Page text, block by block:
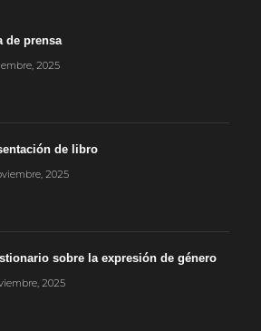
de prensa
2025
de libro
2025
sobre la expresión de género
2025